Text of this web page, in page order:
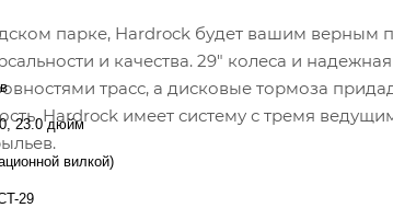
парке, Hardrock будет вашим верным
и качества. 29" колеса и надежная
трасс, а дисковые тормоза
Hardrock имеет систему с тремя
23.0 дюйм
вилкой)
29